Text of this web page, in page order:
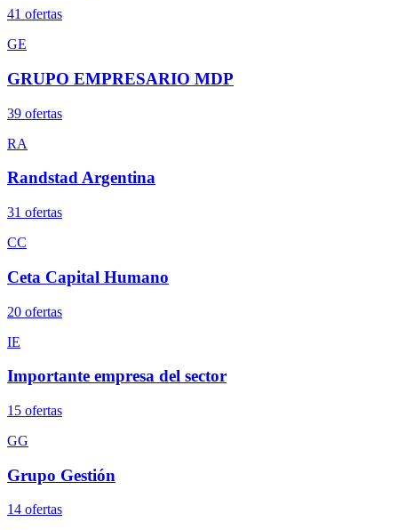
41 ofertas
GE
GRUPO EMPRESARIO MDP
39 ofertas
RA
Randstad Argentina
31 ofertas
CC
Ceta Capital Humano
20 ofertas
IE
Importante empresa del sector
15 ofertas
GG
Grupo Gestión
14 ofertas